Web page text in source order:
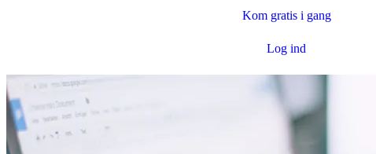
Kom gratis i gang
Log ind